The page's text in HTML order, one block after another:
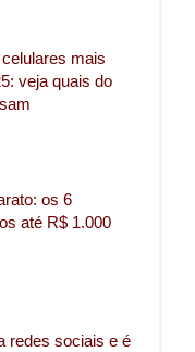
mais
veja quais do
os 6
até R$ 1.000
redes sociais e é